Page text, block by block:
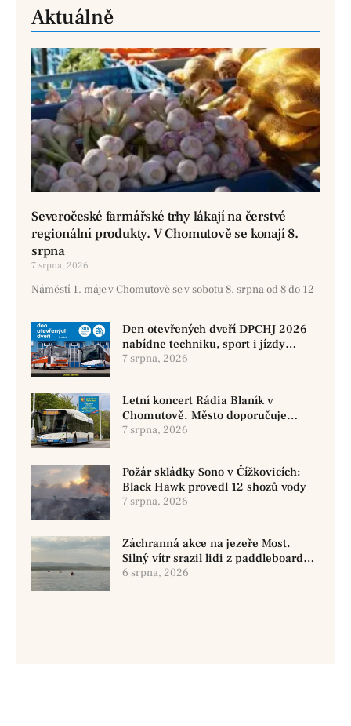
Aktuálně
Severočeské farmářské trhy lákají na čerstvé
regionální produkty. V Chomutově se konají 8.
srpna
7 srpna, 2026
Náměstí 1. máje v Chomutově se v sobotu 8. srpna od 8 do 12
Den otevřených dveří DPCHJ 2026
nabídne techniku, sport i jízdy
historickými vozy
7 srpna, 2026
Letní koncert Rádia Blaník v
Chomutově. Město doporučuje
využít MHD
7 srpna, 2026
Požár skládky Sono v Čížkovicích:
Black Hawk provedl 12 shozů vody
7 srpna, 2026
Záchranná akce na jezeře Most.
Silný vítr srazil lidi z paddleboardů,
dvě osoby se pohřešují
6 srpna, 2026